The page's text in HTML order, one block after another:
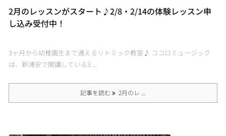
2月のレッスンがスタート♪2/8・2/14の体験レッスン申
し込み受付中！
3ヶ月から幼稚園生まで通えるリトミック教室♪ ココロミュージック
は、新浦安で開講している3 ...
記事を読む 2月のレ ...